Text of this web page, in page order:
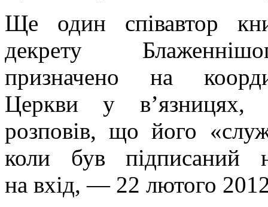
Ще один співавтор
декрету
призначено на
Церкви у
розповів, що його
коли був підписаний
на вхід, — 22 лютого